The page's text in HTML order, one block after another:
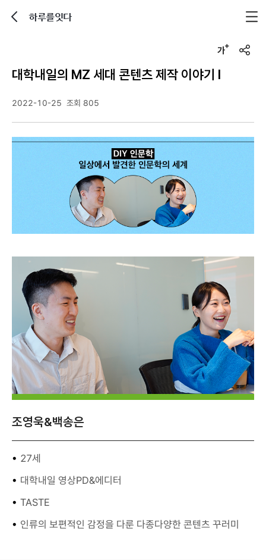
하루를잇다
u
대학내일의 MZ 세대 콘텐츠 제작 이야기 Ⅰ
2022-10-25 조회 805
조영욱&백송은
27세
대학내일 영상PD&에디터
TASTE
인류의 보편적인 감정을 다룬 다종다양한 콘텐츠 꾸러미